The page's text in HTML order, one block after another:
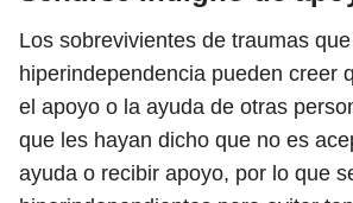
Los sobrevivientes de traumas
hiperindependencia pueden creer
el apoyo o la ayuda de otras
que les hayan dicho que no es
ayuda o recibir apoyo, por lo que